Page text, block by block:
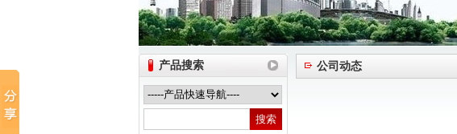
产品搜索 公司动态